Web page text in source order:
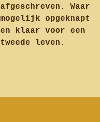
afgeschreven. Waar
mogelijk opgeknapt
en klaar voor een
tweede leven.